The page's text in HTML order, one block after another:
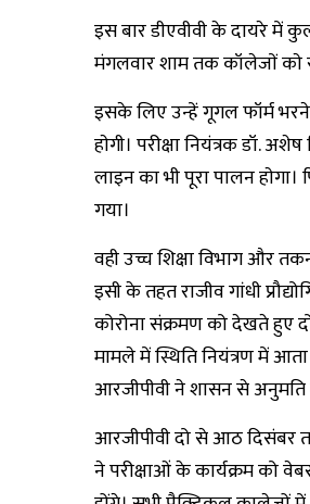
इस बार डीएवीवी के दायरे में
मंगलवार शाम तक कॉलेजाें काे
इसके लिए उन्हें गूगल फॉर्म
हाेगी। परीक्षा नियंत्रक डॉ.
लाइन का भी पूरा पालन
गया।
वही उच्च शिक्षा विभाग और
इसी के तहत राजीव गांधी
कोरोना संक्रमण को देखते हुए
मामले में स्थिति नियंत्रण में
आरजीपीवी ने शासन से अनुमति
आरजीपीवी दो से आठ दिसंबर
ने परीक्षाओं के कार्यक्रम को